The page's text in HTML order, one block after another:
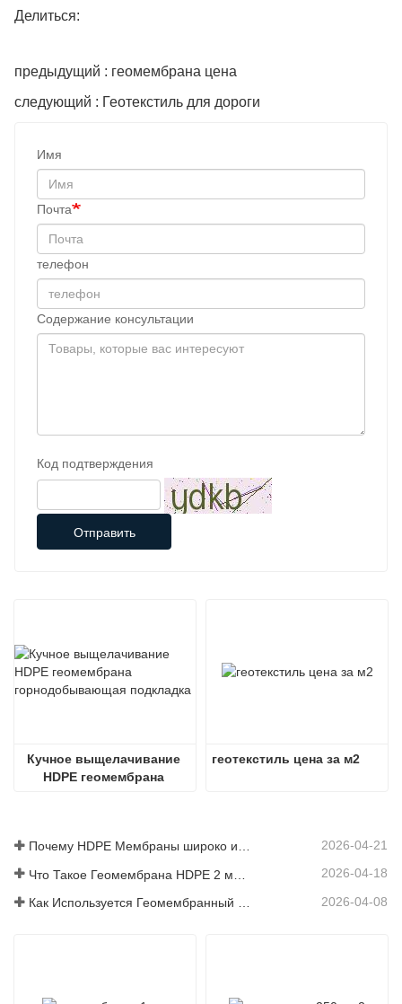
Делиться:
предыдущий : геомембрана цена
следующий : Геотекстиль для дороги
Имя
Почта
телефон
Содержание консультации
Код подтверждения
Отправить
Кучное выщелачивание
HDPE геомембрана
геотекстиль цена за м2
Почему HDPE Мембраны широко используется в проектах полигонов? 2026-04-21
2026-04-18
2026-04-08